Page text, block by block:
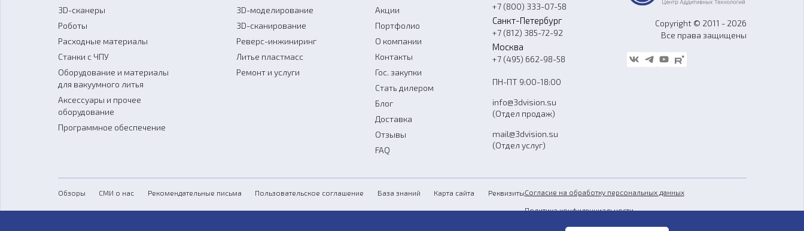
3D-сканеры
Роботы
Расходные материалы
Станки с ЧПУ
Оборудование и материалы
для вакуумного литья
Аксессуары и прочее
оборудование
Программное обеспечение
3D-моделирование
3D-сканирование
Реверс-инжиниринг
Литье пластмасс
Ремонт и услуги
Акции
Портфолио
О компании
Контакты
Гос. закупки
Стать дилером
Блог
Доставка
Отзывы
FAQ
+7 (800) 333-07-58
Санкт-Петербург
+7 (812) 385-72-92
Москва
+7 (495) 662-98-58
ПН-ПТ 9:00-18:00
info@3dvision.su
(Отдел продаж)
mail@3dvision.su
(Отдел услуг)
Copyright © 2011 - 2026
Все права защищены
Обзоры СМИ о нас Рекомендательные письма Пользовательское соглашение База знаний Карта сайта РеквизитыСогласие на обработку персональных данных
Политика конфиденциальности
Публичная оферта